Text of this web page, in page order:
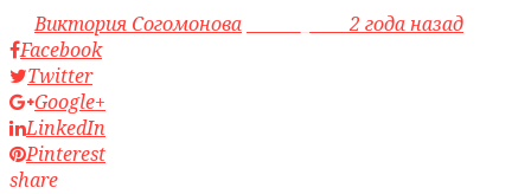
byВиктория Согомонова access_time2 года назад
Facebook
Twitter
Google+
LinkedIn
Pinterest
share